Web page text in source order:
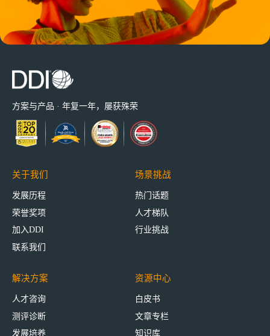
方案与产品 · 年复一年，屡获殊荣
关于我们
发展历程
荣誉奖项
加入DDI
联系我们
场景挑战
热门话题
人才梯队
行业挑战
解决方案
人才咨询
测评诊断
发展培养
资源中心
白皮书
文章专栏
知识库